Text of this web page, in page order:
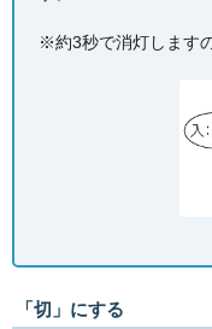
※約3秒で消灯します
「切」にする